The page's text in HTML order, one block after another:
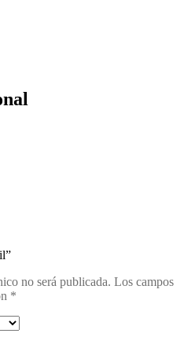
no será publicada. Los campos
*